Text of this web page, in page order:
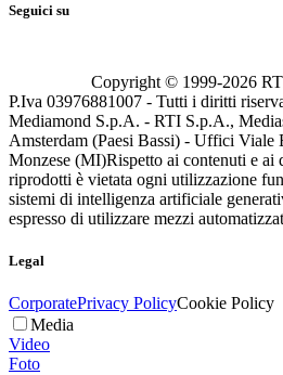
Seguici su
Copyright © 1999-2026
P.Iva 03976881007 - Tutti i diritti
Mediamond S.p.A. - RTI S.p.A.,
Amsterdam (Paesi Bassi) - Uffici Viale
Monzese (MI)Rispetto ai contenuti e ai
riprodotti è vietata ogni utilizzazione
sistemi di intelligenza artificiale
espresso di utilizzare mezzi
Legal
CorporatePrivacy PolicyCookie Policy
Media
Video
Foto